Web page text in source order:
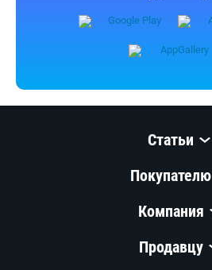
Статьи
Покупателю
Компания
Продавцу